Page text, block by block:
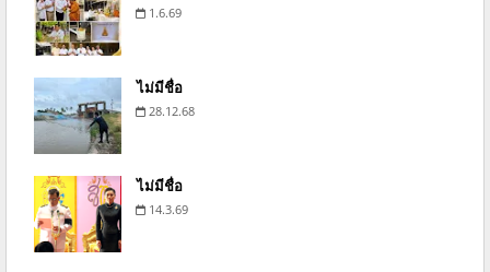
1.6.69
ไม่มีชื่อ
28.12.68
ไม่มีชื่อ
14.3.69